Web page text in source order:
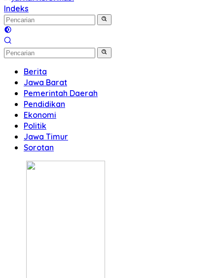
Indeks
Berita
Jawa Barat
Pemerintah Daerah
Pendidikan
Ekonomi
Politik
Jawa Timur
Sorotan